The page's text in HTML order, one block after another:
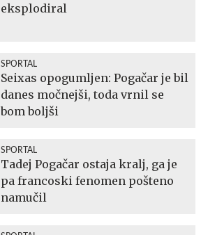
eksplodiral
SPORTAL
Seixas opogumljen: Pogačar je bil
danes močnejši, toda vrnil se
bom boljši
SPORTAL
Tadej Pogačar ostaja kralj, ga je
pa francoski fenomen pošteno
namučil